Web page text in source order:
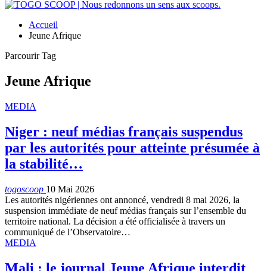
Accueil
Jeune Afrique
Parcourir Tag
Jeune Afrique
MEDIA
Niger : neuf médias français suspendus
par les autorités pour atteinte présumée à
la stabilité…
togoscoop 10 Mai 2026
Les autorités nigériennes ont annoncé, vendredi 8 mai 2026, la
suspension immédiate de neuf médias français sur l’ensemble du
territoire national. La décision a été officialisée à travers un
communiqué de l’Observatoire…
MEDIA
Mali : le journal Jeune Afrique interdit